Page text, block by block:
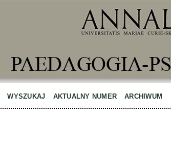
WYSZUKAJ AKTUALNY NUMER ARCHIWUM